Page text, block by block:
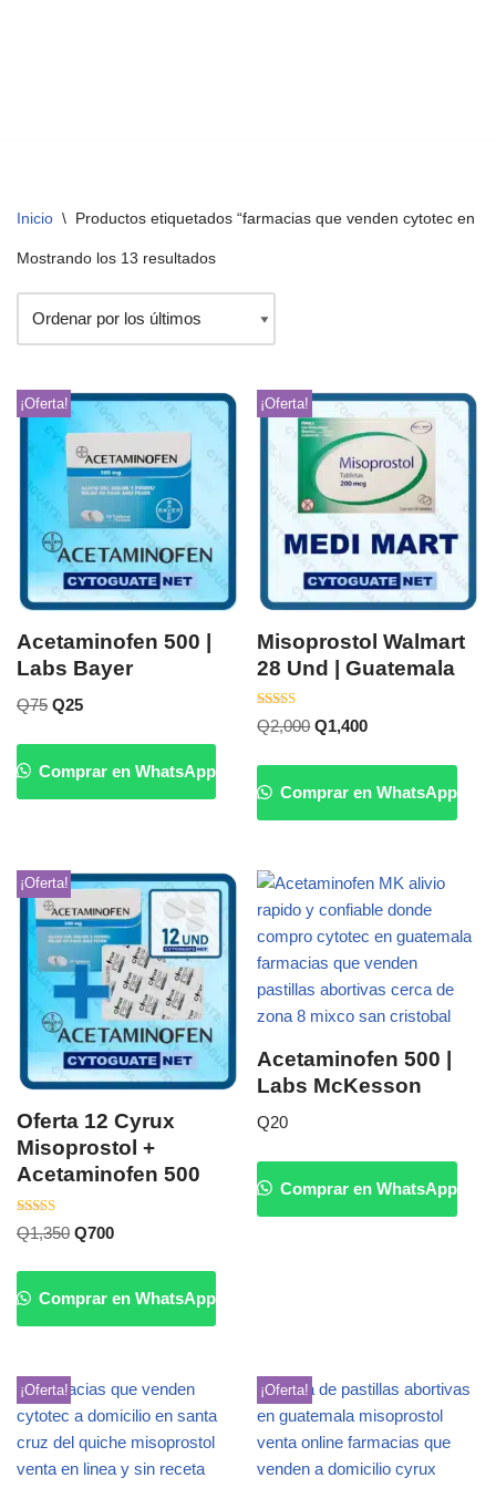
Inicio \ Productos etiquetados “farmacias que venden cytotec en
Mostrando los 13 resultados
¡Oferta!
Acetaminofen 500 |
Labs Bayer
Q75 Q25
Comprar en WhatsApp
¡Oferta!
Misoprostol Walmart
28 Und | Guatemala
Valorado
con
Q2,000 Q1,400
Comprar en WhatsApp
¡Oferta!
Oferta 12 Cyrux
Misoprostol +
Acetaminofen 500
Valorado
con
Q1,350 Q700
Comprar en WhatsApp
Acetaminofen 500 |
Labs McKesson
Q20
Comprar en WhatsApp
¡Oferta! ¡Oferta!